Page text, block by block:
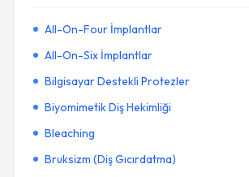
All-On-Four İmplantlar
All-On-Six İmplantlar
Bilgisayar Destekli Protezler
Biyomimetik Diş Hekimliği
Bleaching
Bruksizm (Diş Gıcırdatma)